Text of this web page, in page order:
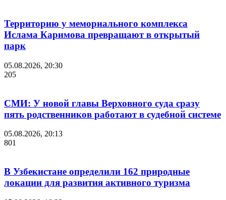
Территорию у мемориального комплекса
Ислама Каримова превращают в открытый
парк
05.08.2026, 20:30
205
СМИ: У новой главы Верховного суда сразу
пять родственников работают в судебной системе
05.08.2026, 20:13
801
В Узбекистане определили 162 природные
локации для развития активного туризма